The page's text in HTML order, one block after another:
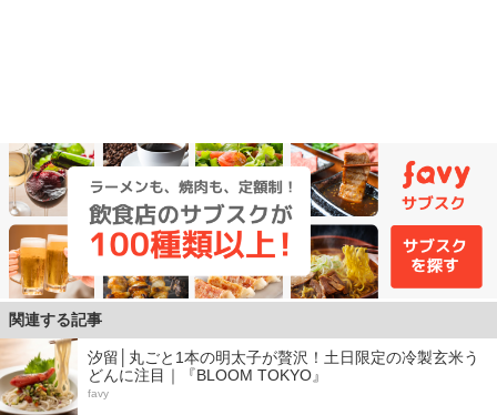
関連する記事
汐留│丸ごと1本の明太子が贅沢！土日限定の冷製玄米う
どんに注目｜『BLOOM TOKYO』
favy